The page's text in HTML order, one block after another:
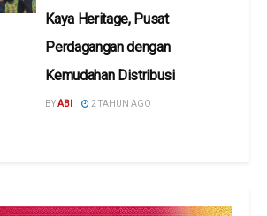
Kaya Heritage, Pusat
Perdagangan dengan
Kemudahan Distribusi
BYABI 2 TAHUN AGO